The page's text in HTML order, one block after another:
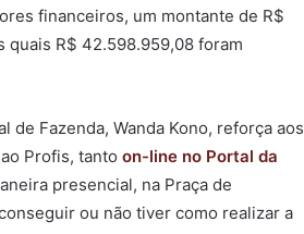
financeiros, um montante de R$
quais R$ 42.598.959,08 foram
de Fazenda, Wanda Kono, reforça aos
Profis, tantoon-line no Portal da
presencial, na Praça de
ou não tiver como realizar a